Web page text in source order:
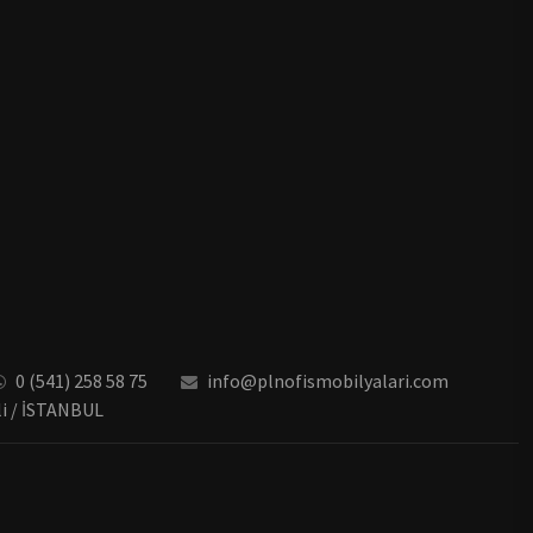
0 (541) 258 58 75
info@plnofismobilyalari.com
/ İSTANBUL